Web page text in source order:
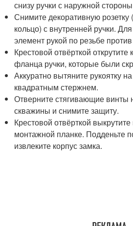
снизу ручки с наружной
Снимите декоративную розетку
кольцо) с внутренней ручки.
элемент рукой по резьбе
Крестовой отвёрткой
фланца ручки, которые были
Аккуратно вытяните рукоятку
квадратным стержнем.
Отверните стягивающие винты
скважины и снимите защиту.
Крестовой отвёрткой
монтажной планке. Подденьте
извлеките корпус замка.